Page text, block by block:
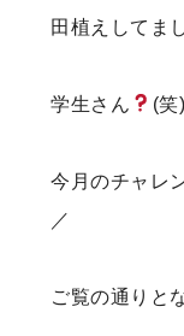
田植えしてま
学生さん (笑
今月のチャレ
／
ご覧の通りと